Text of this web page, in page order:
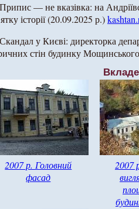
Припис — не вказівка: на
історії (20.09.2025 р.)
Скандал у Києві: директорка
стін будинку
2007 р. Головний
фасад
2007